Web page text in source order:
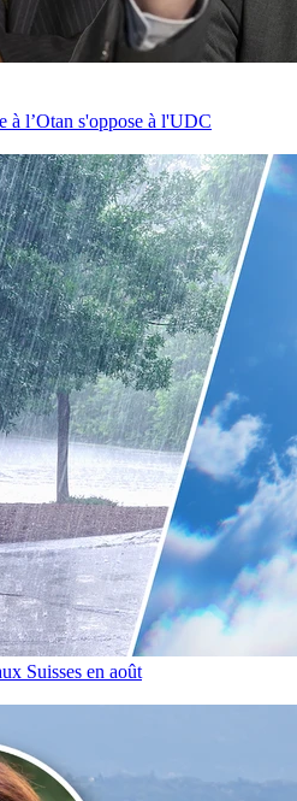
à l’Otan s'oppose à l'UDC
Suisses en août